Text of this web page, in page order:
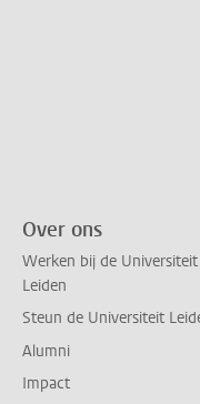
Over ons
Werken bij de Universiteit
Leiden
Steun de Universiteit
Alumni
Impact